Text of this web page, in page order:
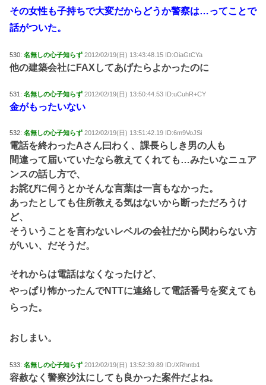
その女性も子持ちで大変だからどうか警察は…ってことで
話がついた。
530: 名無しの心子知らず 2012/02/19(日) 13:43:48.15 ID:OiaGtCYa
他の建築会社にFAXしてあげたらよかったのに
531: 名無しの心子知らず 2012/02/19(日) 13:50:44.53 ID:uCuhR+CY
金がもったいない
532: 名無しの心子知らず 2012/02/19(日) 13:51:42.19 ID:6m9VoJSi
電話を終わったAさん曰わく、課長らしき男の人も
間違って届いていたなら教えてくれても…みたいなニュア
ンスの話し方で、
お詫びに伺うとかそんな言葉は一言もなかった。
あったとしても住所教える気はないから断っただろうけ
ど、
そういうことを言わないレベルの会社だから関わらない方
がいい、だそうだ。
それからは電話はなくなったけど、
やっぱり怖かったんでNTTに連絡して電話番号を変えても
らった。
おしまい。
533: 名無しの心子知らず 2012/02/19(日) 13:52:39.89 ID:/XRhntb1
容赦なく警察沙汰にしても良かった案件だよね。